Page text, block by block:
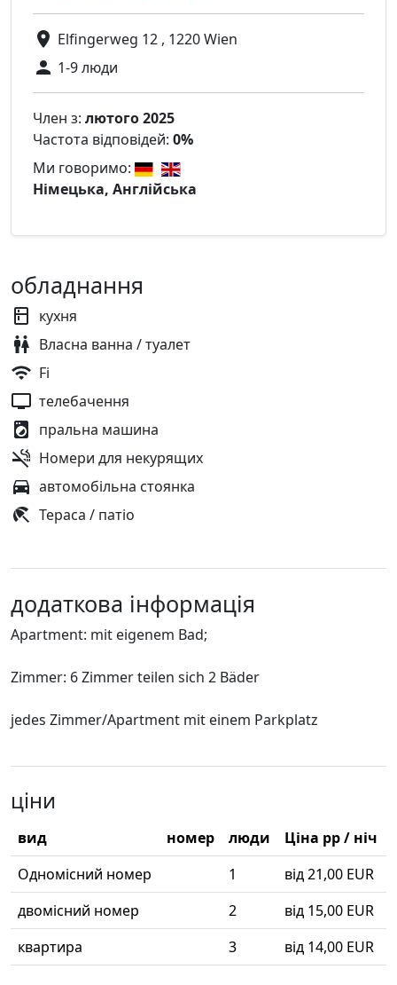
Elfingerweg 12 , 1220 Wien
1-9 люди
Член з: лютого 2025
Частота відповідей: 0%
Ми говоримо:
Німецька, Англійська
обладнання
кухня
Власна ванна / туалет
Fi
телебачення
пральна машина
Номери для некурящих
автомобільна стоянка
Тераса / патіо
додаткова інформація
Apartment: mit eigenem Bad;
Zimmer: 6 Zimmer teilen sich 2 Bäder
jedes Zimmer/Apartment mit einem Parkplatz
ціни
вид номер люди
Ціна pp / ніч
Одномісний номер
1
від 21,00 EUR
двомісний номер
2
від 15,00 EUR
квартира
3 від 14,00 EUR